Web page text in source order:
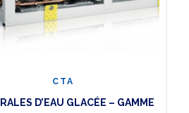
CTA
D’EAU GLACÉE – GAMME